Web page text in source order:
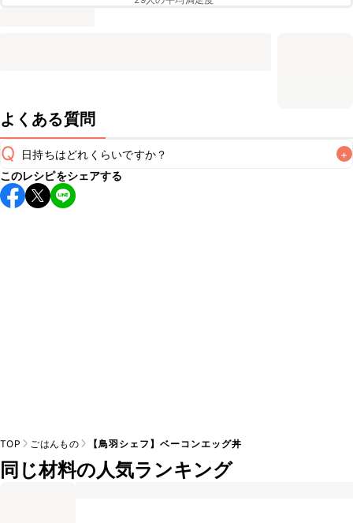
よくある質問
Q 日持ちはどれくらいですか？ +
こちらのレシピは出来たてをお召し上がりいただくことをお
すすめします。
このレシピをシェアする
TOP ごはんもの 【鳥羽シェフ】ベーコンエッグ丼
同じ材料の人気ランキング